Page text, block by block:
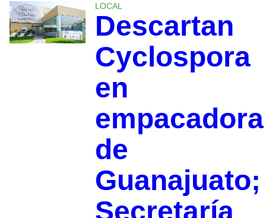
LOCAL
Descartan
Cyclospora
en
empacadora
de
Guanajuato;
Secretaría